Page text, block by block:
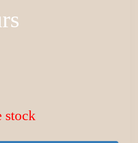
stock